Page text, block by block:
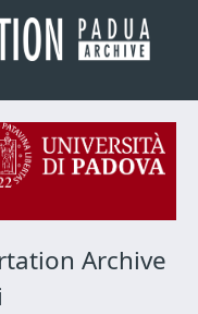
Archive